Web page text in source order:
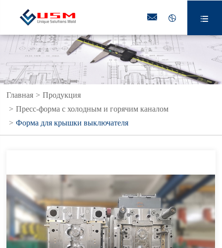
  
Главная
Продукция
Пресс-форма с холодным и горячим каналом
Форма для крышки выключателя